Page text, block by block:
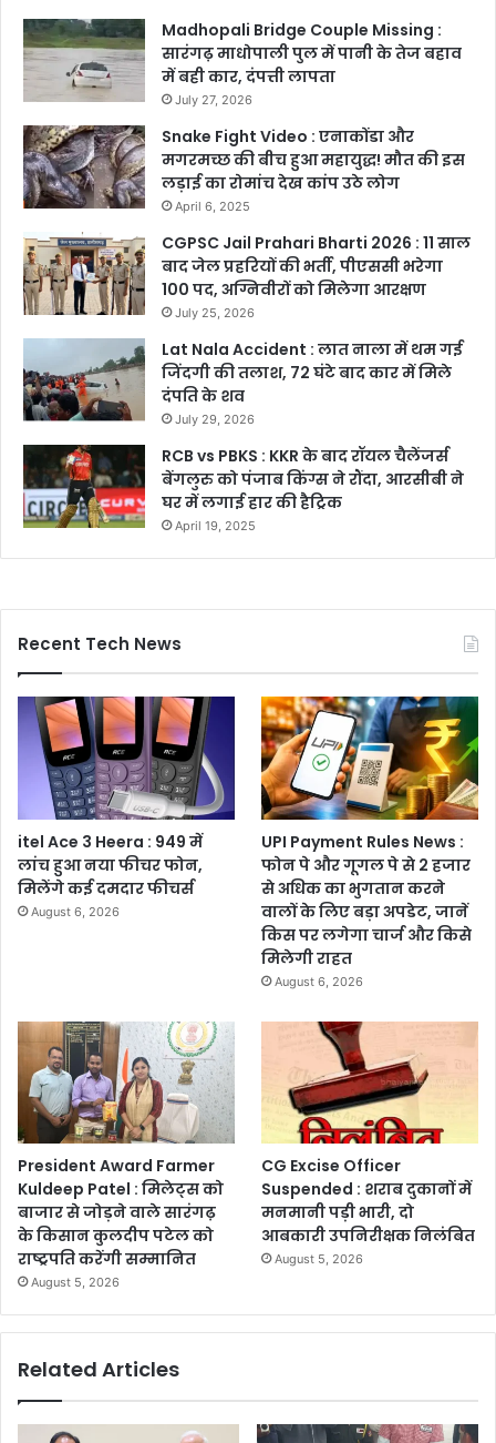
Madhopali Bridge Couple Missing :
सारंगढ़ माधोपाली पुल में पानी के तेज बहाव
में बही कार, दंपत्ती लापता
July 27, 2026
Snake Fight Video : एनाकोंडा और
मगरमच्छ की बीच हुआ महायुद्ध! मौत की इस
लड़ाई का रोमांच देख कांप उठे लोग
April 6, 2025
CGPSC Jail Prahari Bharti 2026 : 11 साल
बाद जेल प्रहरियों की भर्ती, पीएससी भरेगा
100 पद, अग्निवीरों को मिलेगा आरक्षण
July 25, 2026
Lat Nala Accident : लात नाला में थम गई
जिंदगी की तलाश, 72 घंटे बाद कार में मिले
दंपति के शव
July 29, 2026
RCB vs PBKS : KKR के बाद रॉयल चैलेंजर्स
बेंगलुरु को पंजाब किंग्स ने रौंदा, आरसीबी ने
घर में लगाई हार की हैट्रिक
April 19, 2025
Recent Tech News
itel Ace 3 Heera : 949 में
लांच हुआ नया फीचर फोन,
मिलेंगे कई दमदार फीचर्स
August 6, 2026
UPI Payment Rules News :
फोन पे और गूगल पे से 2 हजार
से अधिक का भुगतान करने
वालों के लिए बड़ा अपडेट, जानें
किस पर लगेगा चार्ज और किसे
मिलेगी राहत
August 6, 2026
President Award Farmer
Kuldeep Patel : मिलेट्स को
बाजार से जोड़ने वाले सारंगढ़
के किसान कुलदीप पटेल को
राष्ट्रपति करेंगी सम्मानित
August 5, 2026
CG Excise Officer
Suspended : शराब दुकानों में
मनमानी पड़ी भारी, दो
आबकारी उपनिरीक्षक निलंबित
August 5, 2026
Related Articles